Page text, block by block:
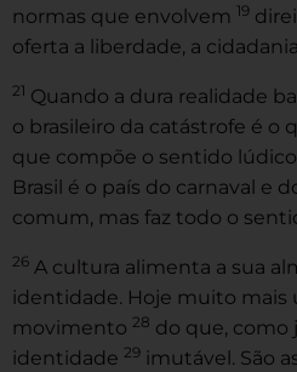
normas que envolvem 19
oferta a liberdade, a cidadania
21 Quando a dura realidade
o brasileiro da catástrofe é o
que compõe o sentido
Brasil é o país do carnaval e
comum, mas faz todo o
26 A cultura alimenta a sua
identidade. Hoje muito
movimento 28 do que, como
identidade 29 imutável. São